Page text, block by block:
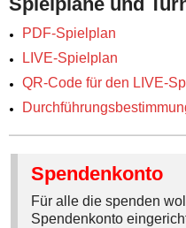
PDF-Spielplan
LIVE-Spielplan
QR-Code für den LIVE-
Spendenkonto
Für alle die spenden
Spendenkonto